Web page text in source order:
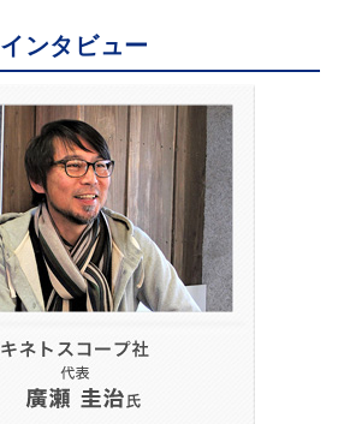
インタビュー